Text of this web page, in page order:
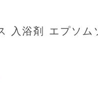
入浴剤 エプソム